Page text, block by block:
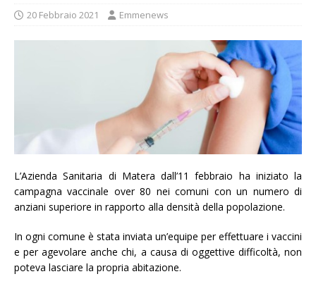
20 Febbraio 2021 Emmenews
L’Azienda Sanitaria di Matera dall’11 febbraio ha iniziato la
campagna vaccinale over 80 nei comuni con un numero di
anziani superiore in rapporto alla densità della popolazione.
In ogni comune è stata inviata un’equipe per effettuare i vaccini
e per agevolare anche chi, a causa di oggettive difficoltà, non
poteva lasciare la propria abitazione.